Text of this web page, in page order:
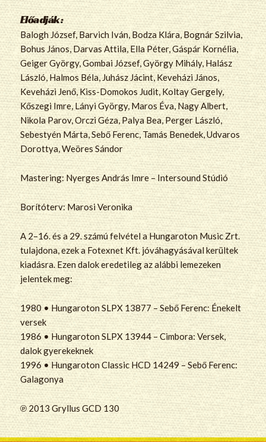
Előadják:
Balogh József, Barvich Iván, Bodza Klára, Bognár Szilvia,
Bohus János, Darvas Attila, Ella Péter, Gáspár Kornélia,
Geiger György, Gombai József, György Mihály, Halász
László, Halmos Béla, Juhász Jácint, Keveházi János,
Keveházi Jenő, Kiss-Domokos Judit, Koltay Gergely,
Kőszegi Imre, Lányi György, Maros Éva, Nagy Albert,
Nikola Parov, Orczi Géza, Palya Bea, Perger László,
Sebestyén Márta, Sebő Ferenc, Tamás Benedek, Udvaros
Dorottya, Weöres Sándor
Mastering: Nyerges András Imre – Intersound Stúdió
Borítóterv: Marosi Veronika
A 2–16. és a 29. számú felvétel a Hungaroton Music Zrt.
tulajdona, ezek a Fotexnet Kft. jóváhagyásával kerültek
kiadásra. Ezen dalok eredetileg az alábbi lemezeken
jelentek meg:
1980 • Hungaroton SLPX 13877 – Sebő Ferenc: Énekelt
versek
1986 • Hungaroton SLPX 13944 – Cimbora: Versek,
dalok gyerekeknek
1996 • Hungaroton Classic HCD 14249 – Sebő Ferenc:
Galagonya
℗ 2013 Gryllus GCD 130